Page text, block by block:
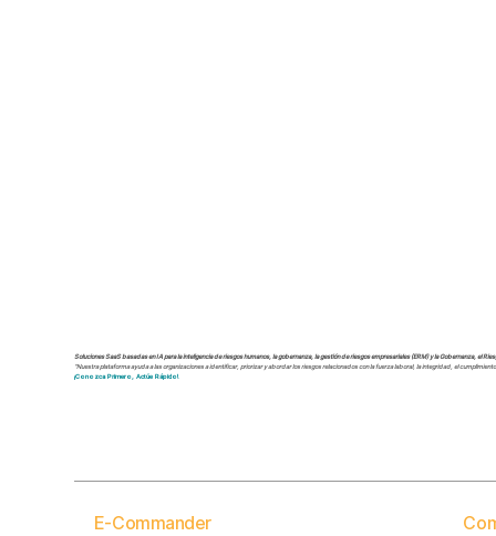
Soluciones SaaS basadas en IA para la inteligencia de riesgos humanos, la gobernanza, la gestión de riesgos empresariales (ERM) y la Gobernanza, el
"Nuestra plataforma ayuda a las organizaciones a identificar, priorizar y abordar los riesgos relacionados con la fuerza laboral, la integridad, el
¡Conozca Primero, Actúe Rápido!
E-Commander